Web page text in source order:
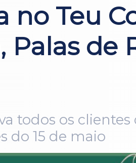
no Teu
Palas de
todos os
do 15 de maio